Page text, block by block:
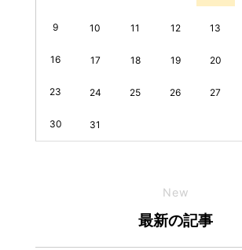
9 10 11 12 13
16 17 18 19 20
23 24 25 26 27
30 31
New
最新の記事